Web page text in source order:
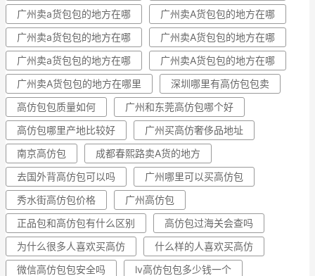
广州卖a货包包的地方在哪
广州卖A货包包的地方在哪
广州卖a货包包的地方在哪
广州卖A货包包的地方在哪
广州卖a货包包的地方在哪
广州卖A货包包的地方在哪
广州卖A货包包的地方在哪里
深圳哪里有高仿包包卖
高仿包包质量如何
广州和东莞高仿包哪个好
高仿包哪里产地比较好
广州买高仿奢侈品地址
南京高仿包
成都春熙路卖A货的地方
去国外背高仿包可以吗
广州哪里可以买高仿包
秀水街高仿包价格
广州高仿包
正品包和高仿包有什么区别
高仿包过海关会查吗
为什么很多人喜欢买高仿
什么样的人喜欢买高仿
微信高仿包包安全吗
lv高仿包包多少钱一个